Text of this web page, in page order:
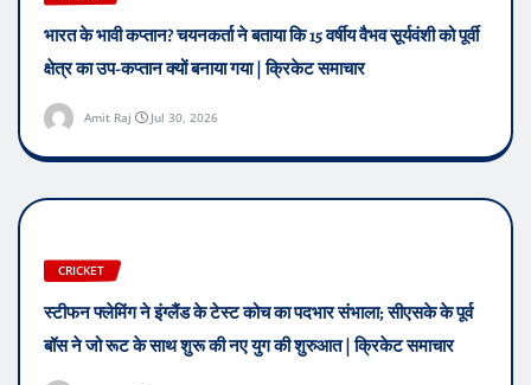
भारत के भावी कप्तान? चयनकर्ता ने बताया कि 15 वर्षीय वैभव सूर्यवंशी को पूर्वी
क्षेत्र का उप-कप्तान क्यों बनाया गया | क्रिकेट समाचार
Amit Raj Jul 30, 2026
CRICKET
स्टीफन फ्लेमिंग ने इंग्लैंड के टेस्ट कोच का पदभार संभाला; सीएसके के पूर्व
बॉस ने जो रूट के साथ शुरू की नए युग की शुरुआत | क्रिकेट समाचार